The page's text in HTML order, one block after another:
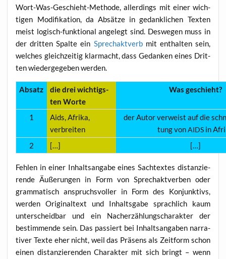
Wort-Was-Geschieht-Metho­de, aller­dings mit einer wich­
ti­gen Modi­fi­ka­ti­on, da Absät­ze in gedank­li­chen Tex­ten
meist logisch-funk­tio­nal ange­legt sind. Des­we­gen muss in
der drit­ten Spal­te ein Sprech­akt­verbmit ent­hal­ten sein,
wel­ches gleich­zei­tig klar­macht, dass Gedan­ken eines Drit­
ten wie­der­ge­ge­ben werden.
Absatz
die drei wich­tigs­
ten Worte
Was geschieht?
1
Aids, Afri­ka,
verbreiten
der Autor ver­weist auf die
tung vonAIDSin
2
[…] […]
Feh­len in einer Inhalts­an­ga­be eines Sach­tex­tes distan­zie­
ren­de Äuße­run­gen in Form von Sprech­akt­ver­ben oder
gram­ma­tisch anspruchs­vol­ler in Form des Kon­junk­tivs,
wer­den Ori­gi­nal­text und Inhalts­ga­be sprach­lich kaum
unter­scheid­bar und ein Nach­er­zäh­lungs­cha­rak­ter der
bestim­men­de sein. Das pas­siert bei Inhalts­an­ga­ben nar­ra­
ti­ver Tex­te eher nicht, weil das Prä­sens als Zeit­form schon
einen distan­zie­ren­den Cha­rak­ter mit sich bringt – wenn